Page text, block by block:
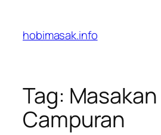
content
hobimasak.info
Tag:
Campuran